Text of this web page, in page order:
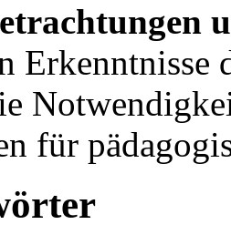
Erkenntnisse
für